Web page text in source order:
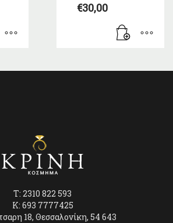
€30,00
T: 2310 822 593
K: 693 7777425
18, Θεσσαλονίκη, 54 643